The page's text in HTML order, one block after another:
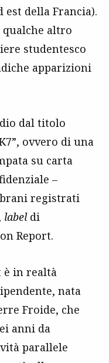
della Francia).
altro
studentesco
apparizioni
dal titolo
ovvero di una
su carta
–
brani registrati
labeldi
Report.
è in realtà
nata
Froide, che
anni da
parallele